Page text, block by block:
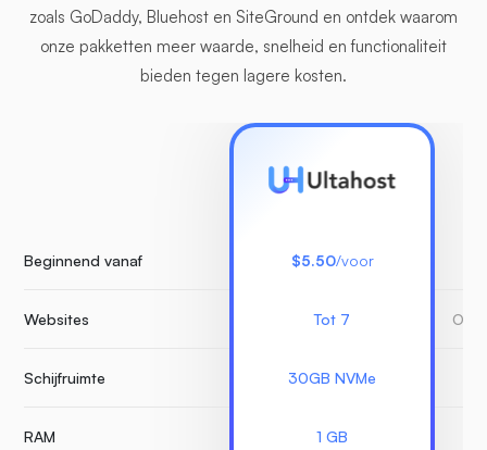
zoals GoDaddy, Bluehost en SiteGround en ontdek waarom
onze pakketten meer waarde, snelheid en functionaliteit
bieden tegen lagere kosten.
Beginnend vanaf
Websites
Schijfruimte
RAM
$5.50/voor
Tot 7
30GB NVMe
1 GB